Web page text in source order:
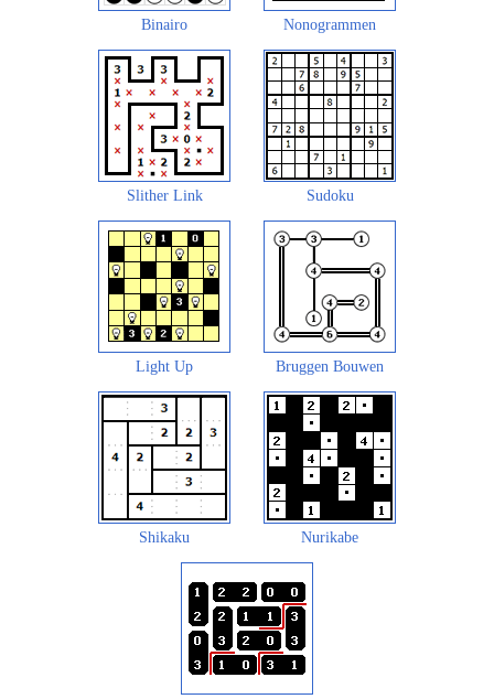
Binairo Nonogrammen
Slither Link Sudoku
Light Up Bruggen Bouwen
Shikaku Nurikabe